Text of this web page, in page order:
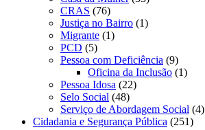
CRAS (76)
Justiça no Bairro (1)
Migrante (1)
PCD (5)
Pessoa com Deficiência (9)
Oficina da Inclusão (1)
Pessoa Idosa (22)
Selo Social (48)
Serviço de Abordagem Social (4)
Cidadania e Segurança Pública (251)